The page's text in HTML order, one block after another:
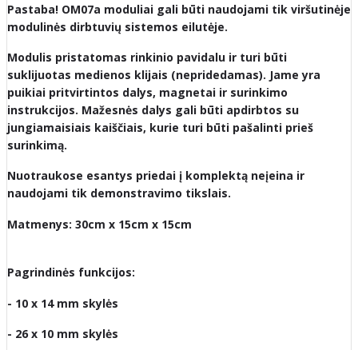
Pastaba! OM07a moduliai gali būti naudojami tik viršutinėje
modulinės dirbtuvių sistemos eilutėje.
Modulis pristatomas rinkinio pavidalu ir turi būti
suklijuotas medienos klijais (nepridedamas). Jame yra
puikiai pritvirtintos dalys, magnetai ir surinkimo
instrukcijos. Mažesnės dalys gali būti apdirbtos su
jungiamaisiais kaiščiais, kurie turi būti pašalinti prieš
surinkimą.
Nuotraukose esantys priedai į komplektą neįeina ir
naudojami tik demonstravimo tikslais.
Matmenys: 30cm x 15cm x 15cm
Pagrindinės funkcijos:
- 10 x 14 mm skylės
- 26 x 10 mm skylės